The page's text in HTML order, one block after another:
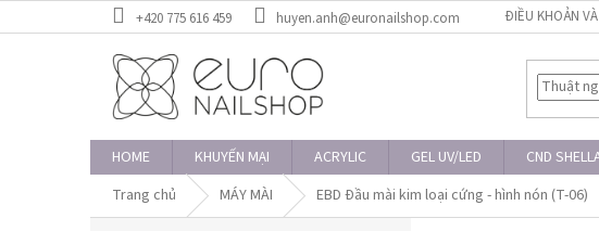
qua
+420 775 616 459 huyen.anh@euronailshop.com ĐIỀU KHOẢN
HOME KHUYẾN MẠI ACRYLIC GEL UV/LED CND
Trang chủ
MÁY MÀI EBD Đầu mài kim loại cứng - hình nón (T-06)